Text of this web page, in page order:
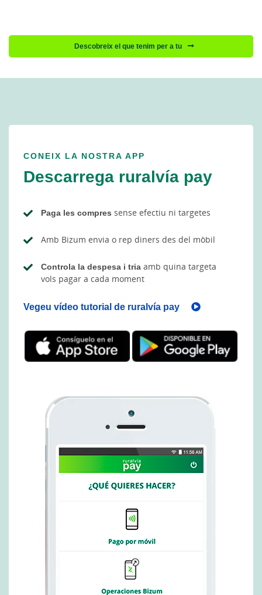
Descobreix el que tenim per a tu
CONEIX LA NOSTRA APP
Descarrega ruralvía pay
Paga les compres sense efectiu ni targetes
Amb Bizum envia o rep diners des del mòbil
Controla la despesa i tria amb quina targeta
vols pagar a cada moment
Vegeu vídeo tutorial de ruralvía pay